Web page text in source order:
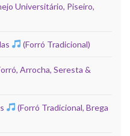
Universitário, Piseiro,
(Forró Tradicional)
Arrocha, Seresta &
(Forró Tradicional, Brega